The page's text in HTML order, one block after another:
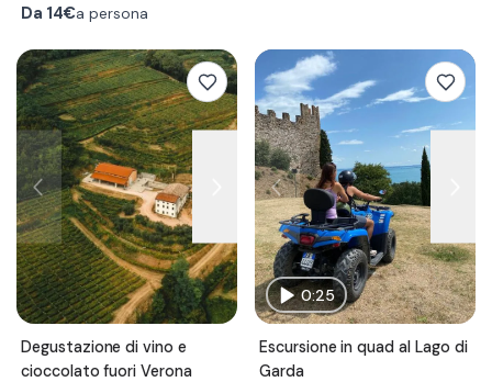
Da 14€a persona
Degustazione di vino e
cioccolato fuori Verona
0:25
Escursione in quad al Lago di
Garda